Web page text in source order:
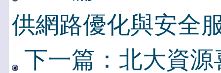
供網路優化與安全
下一篇：北大資